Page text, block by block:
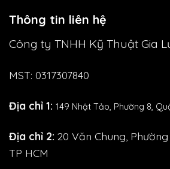
Thông tin liên hệ
Công ty TNHH Kỹ Thuật Gia
MST: 0317307840
Địa chỉ 1: 149 Nhật Tảo, Phường 8,
Địa chỉ 2: 20 Văn Chung, Phường
TP HCM